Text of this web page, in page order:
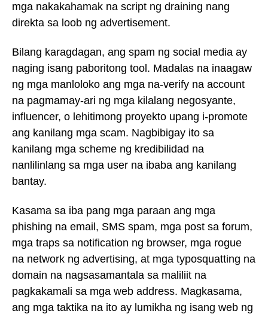
mga nakakahamak na script ng draining nang
direkta sa loob ng advertisement.
Bilang karagdagan, ang spam ng social media ay
naging isang paboritong tool. Madalas na inaagaw
ng mga manloloko ang mga na-verify na account
na pagmamay-ari ng mga kilalang negosyante,
influencer, o lehitimong proyekto upang i-promote
ang kanilang mga scam. Nagbibigay ito sa
kanilang mga scheme ng kredibilidad na
nanlilinlang sa mga user na ibaba ang kanilang
bantay.
Kasama sa iba pang mga paraan ang mga
phishing na email, SMS spam, mga post sa forum,
mga traps sa notification ng browser, mga rogue
na network ng advertising, at mga typosquatting na
domain na nagsasamantala sa maliliit na
pagkakamali sa mga web address. Magkasama,
ang mga taktika na ito ay lumikha ng isang web ng